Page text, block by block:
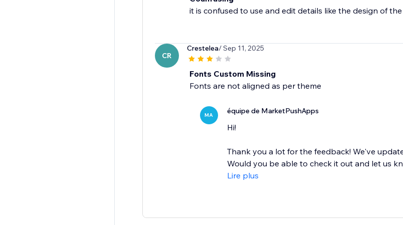
it is confused to use and edit details like the design of
CR
Crestelea/ Sep 11, 2025
Fonts Custom Missing
MA équipe de MarketPushApps
Hi!
Thank you a lot for the feedback! We've
Would you be able to check it out and let us
Lire plus